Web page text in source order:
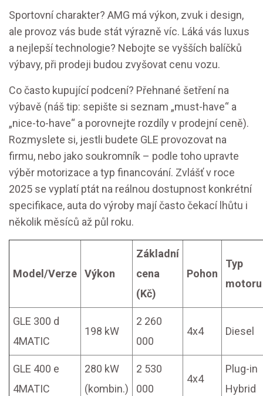
Sportovní charakter? AMG má výkon, zvuk i design,
ale provoz vás bude stát výrazně víc. Láká vás luxus
a nejlepší technologie? Nebojte se vyšších balíčků
výbavy, při prodeji budou zvyšovat cenu vozu.
Co často kupující podcení? Přehnané šetření na
výbavě (náš tip: sepište si seznam „must-have“ a
„nice-to-have“ a porovnejte rozdíly v prodejní ceně).
Rozmyslete si, jestli budete GLE provozovat na
firmu, nebo jako soukromník – podle toho upravte
výběr motorizace a typ financování. Zvlášť v roce
2025 se vyplatí ptát na reálnou dostupnost konkrétní
specifikace, auta do výroby mají často čekací lhůtu i
několik měsíců až půl roku.
Model/Verze Výkon
Základní
cena
(Kč)
Pohon
Typ
motoru
GLE 300 d
4MATIC
198 kW
2 260
000
4x4 Diesel
GLE 400 e
4MATIC
280 kW
(kombin.)
2 530
000
4x4
Plug-in
Hybrid